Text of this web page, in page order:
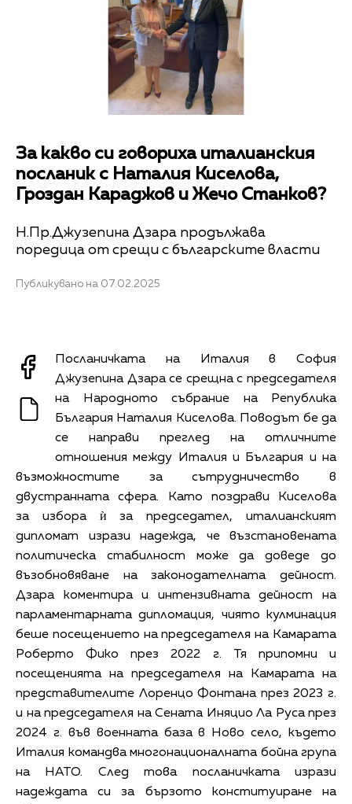
За какво си говориха италианския
посланик с Наталия Киселова,
Гроздан Караджов и Жечо Станков?
Н.Пр.Джузепина Дзара продължава
поредица от срещи с българските власти
Публикувано на 07.02.2025
Посланичката на Италия в София
Джузепина Дзара се срещна с председателя
на Народното събрание на Република
България Наталия Киселова. Поводът бе да
се направи преглед на отличните
отношения между Италия и България и на
възможностите за сътрудничество в
двустранната сфера. Като поздрави Киселова
за избора ѝ за председател, италианският
дипломат изрази надежда, че възстановената
политическа стабилност може да доведе до
възобновяване на законодателната дейност.
Дзара коментира и интензивната дейност на
парламентарната дипломация, чиято кулминация
беше посещението на председателя на Камарата
Роберто Фико през 2022 г. Тя припомни и
посещенията на председателя на Камарата на
представителите Лоренцо Фонтана през 2023 г.
и на председателя на Сената Иняцио Ла Руса през
2024 г. във военната база в Ново село, където
Италия командва многонационалната бойна група
на НАТО. След това посланичката изрази
надеждата си за бързото конституиране на